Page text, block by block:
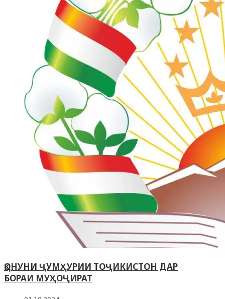
ҚОНУНИ ҶУМҲУРИИ ТОҶИКИСТОН ДАР
БОРАИ МУҲОҶИРАТ